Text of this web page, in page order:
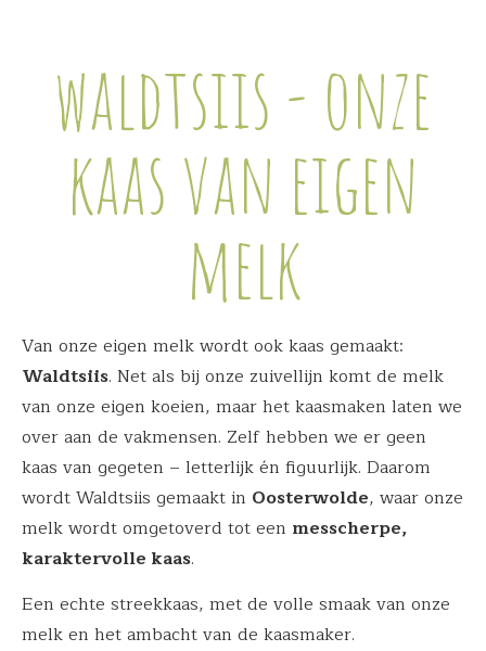
waldtsiis - onze
kaas van eigen
melk
Van onze eigen melk wordt ook kaas gemaakt:
Waldtsiis. Net als bij onze zuivellijn komt de melk
van onze eigen koeien, maar het kaasmaken laten we
over aan de vakmensen. Zelf hebben we er geen
kaas van gegeten – letterlijk én figuurlijk. Daarom
wordt Waldtsiis gemaakt in Oosterwolde, waar onze
melk wordt omgetoverd tot een messcherpe,
karaktervolle kaas.
Een echte streekkaas, met de volle smaak van onze
melk en het ambacht van de kaasmaker.